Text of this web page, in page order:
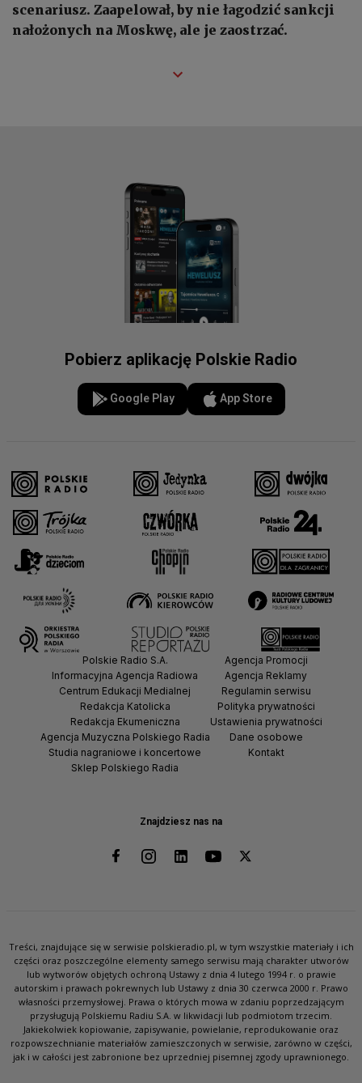
scenariusz. Zaapelował, by nie łagodzić sankcji
nałożonych na Moskwę, ale je zaostrzać.
Pobierz aplikację Polskie Radio
Google Play App Store
Znajdziesz nas na
Polskie Radio S.A.
Informacyjna Agencja Radiowa
Centrum Edukacji Medialnej
Redakcja Katolicka
Redakcja Ekumeniczna
Agencja Muzyczna Polskiego Radia
Studia nagraniowe i koncertowe
Sklep Polskiego Radia
Agencja Promocji
Agencja Reklamy
Regulamin serwisu
Polityka prywatności
Ustawienia prywatności
Dane osobowe
Kontakt
Treści, znajdujące się w serwisie polskieradio.pl, w tym wszystkie materiały i ich
części oraz poszczególne elementy samego serwisu mają charakter utworów
lub wytworów objętych ochroną Ustawy z dnia 4 lutego 1994 r. o prawie
autorskim i prawach pokrewnych lub Ustawy z dnia 30 czerwca 2000 r. Prawo
własności przemysłowej. Prawa o których mowa w zdaniu poprzedzającym
przysługują Polskiemu Radiu S.A. w likwidacji lub podmiotom trzecim.
Jakiekolwiek kopiowanie, zapisywanie, powielanie, reprodukowanie oraz
rozpowszechnianie materiałów zamieszczonych w serwisie, zarówno w części,
jak i w całości jest zabronione bez uprzedniej pisemnej zgody uprawnionego.